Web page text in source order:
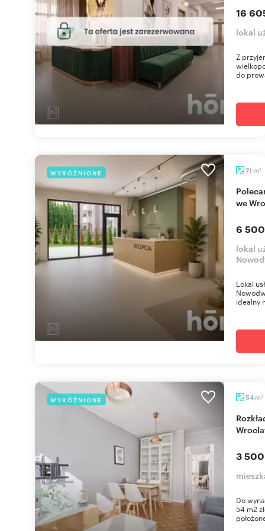
16
lokal
Z
do
WYRÓŻNIONE 71 m2
Polecam nowoczesny lokal 71 m² na Nowodworze
we
6
lokal
Lokal
idealny
WYRÓŻNIONE 54 m2
Rozkładowe 3-pokojowe mieszkanie 54 m² przy
3
Do
54 m2